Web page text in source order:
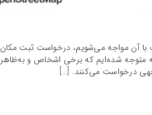
با آن مواجه می‌شویم، درخواست ثبت مکان
متوجه شده‌ایم که برخی اشخاص و به‌ظاهر
درخواست می‌کنند. […]